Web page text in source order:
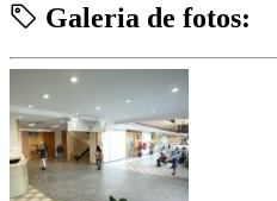
Galeria de fotos: